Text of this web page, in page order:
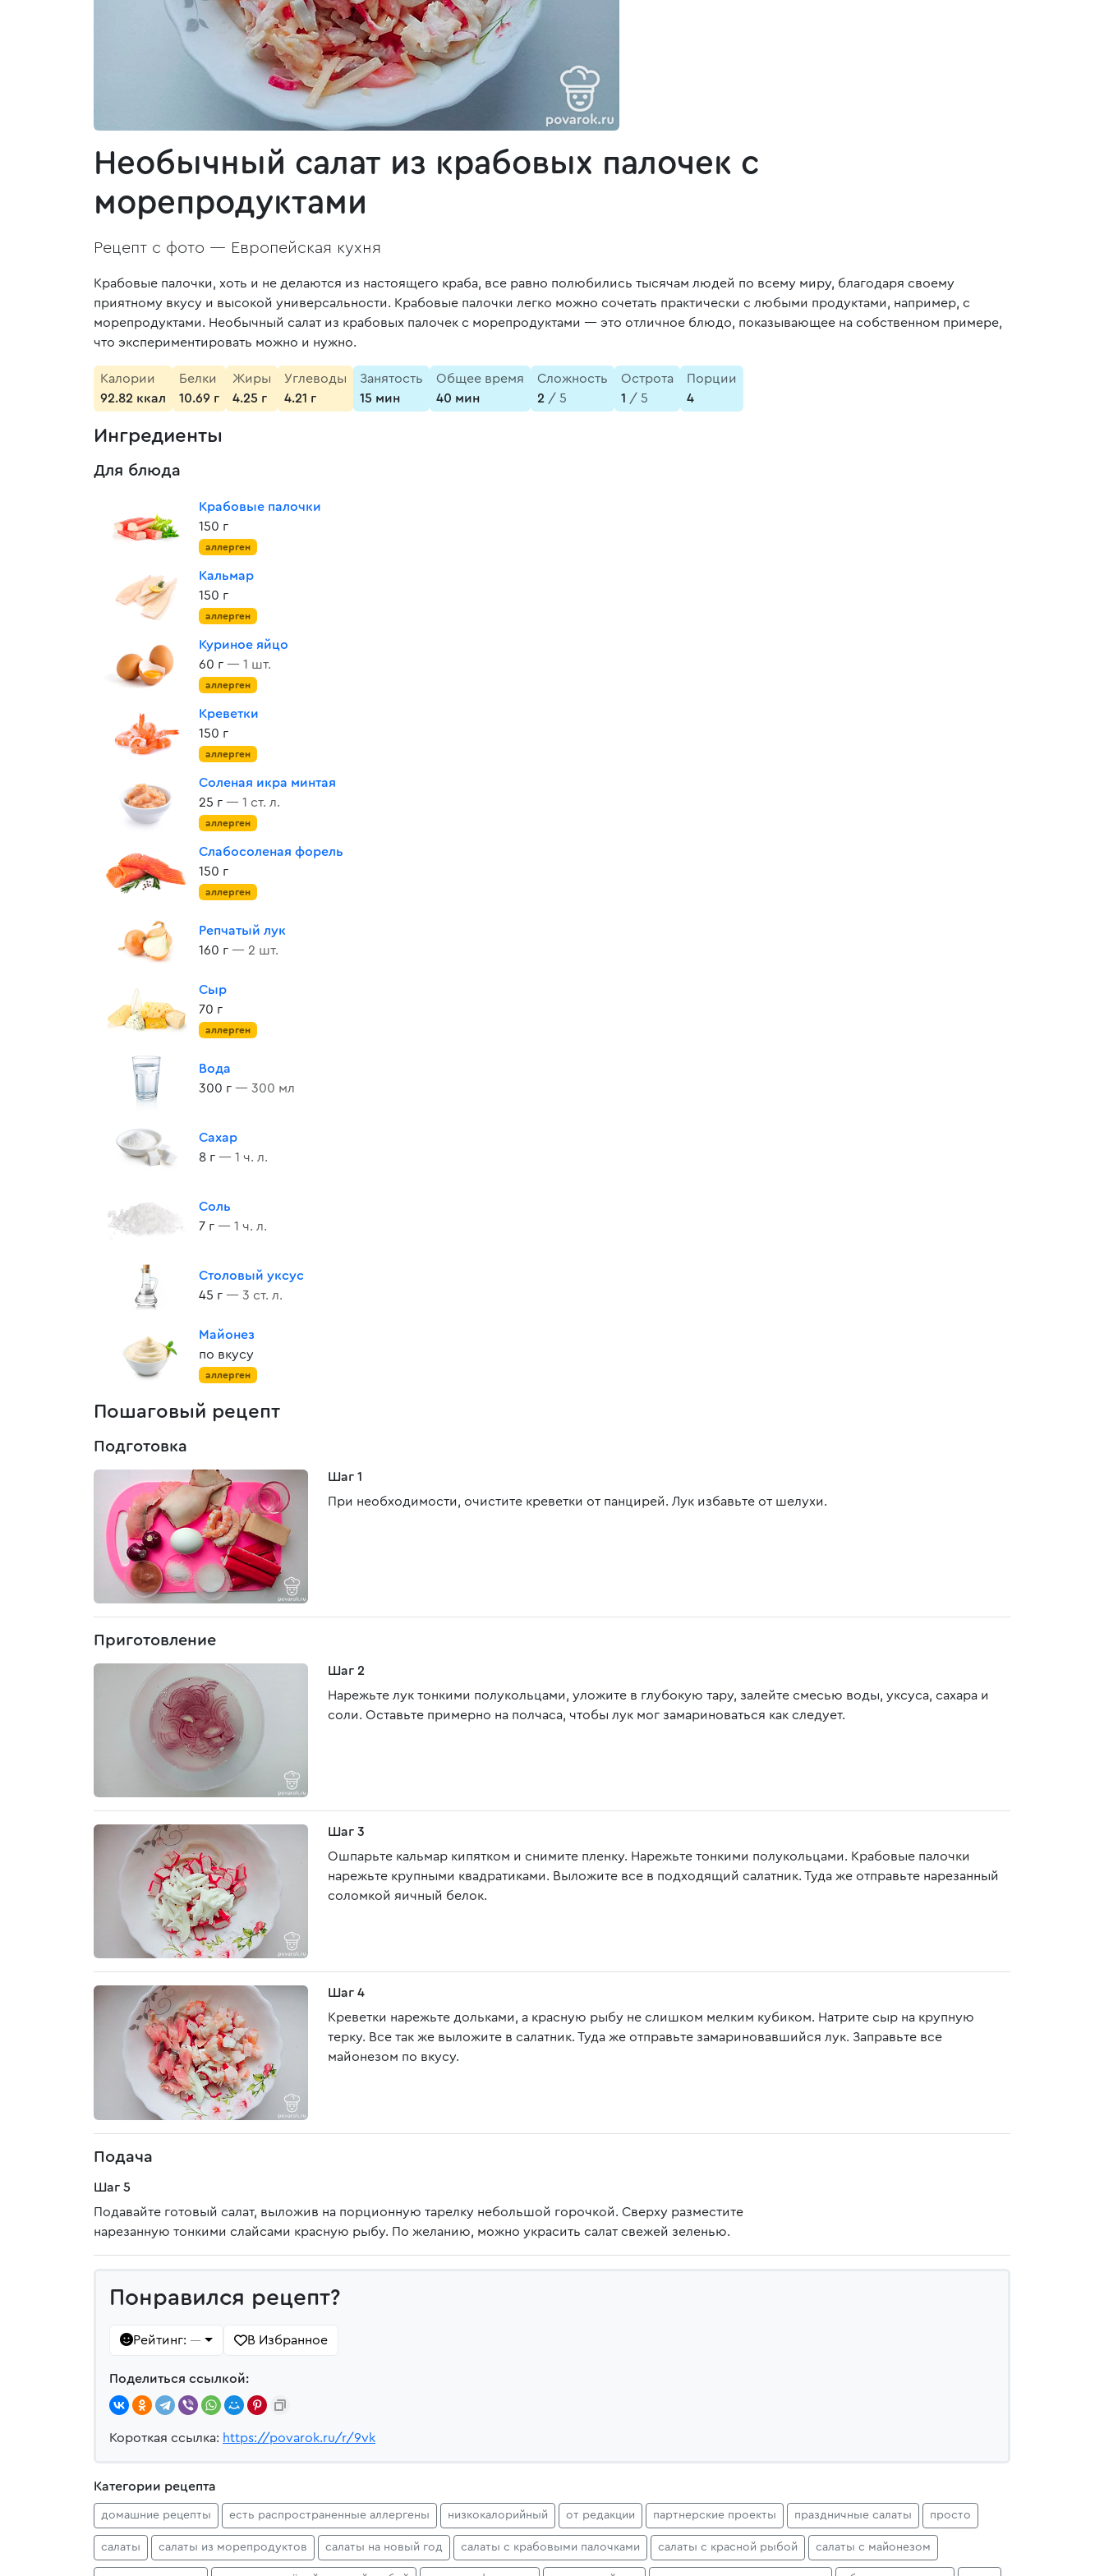
Необычный салат из крабовых палочек с
морепродуктами
Рецепт с фото — Европейская кухня
Крабовые палочки, хоть и не делаются из настоящего краба, все равно полюбились тысячам людей по всему миру, благодаря своему
приятному вкусу и высокой универсальности. Крабовые палочки легко можно сочетать практически с любыми продуктами, например, с
морепродуктами. Необычный салат из крабовых палочек с морепродуктами — это отличное блюдо, показывающее на собственном примере,
что экспериментировать можно и нужно.
Калории
92.82 ккал
Белки
10.69 г
Жиры
4.25 г
Углеводы
4.21 г
Занятость
15 мин
Общее время
40 мин
Сложность
2 / 5
Острота
1 / 5
Порции
4
Ингредиенты
Для блюда
Крабовые палочки
150 г
аллерген
Кальмар
150 г
аллерген
Куриное яйцо
60 г — 1 шт.
аллерген
Креветки
150 г
аллерген
Соленая икра минтая
25 г — 1 ст. л.
аллерген
Слабосоленая форель
150 г
аллерген
Репчатый лук
160 г — 2 шт.
Сыр
70 г
аллерген
Вода
300 г — 300 мл
Сахар
8 г — 1 ч. л.
Соль
7 г — 1 ч. л.
Столовый уксус
45 г — 3 ст. л.
Майонез
по вкусу
аллерген
Пошаговый рецепт
Подготовка
Шаг 1
При необходимости, очистите креветки от панцирей. Лук избавьте от шелухи.
Приготовление
Шаг 2
Нарежьте лук тонкими полукольцами, уложите в глубокую тару, залейте смесью воды, уксуса, сахара и
соли. Оставьте примерно на полчаса, чтобы лук мог замариноваться как следует.
Шаг 3
Ошпарьте кальмар кипятком и снимите пленку. Нарежьте тонкими полукольцами. Крабовые палочки
нарежьте крупными квадратиками. Выложите все в подходящий салатник. Туда же отправьте нарезанный
соломкой яичный белок.
Шаг 4
Креветки нарежьте дольками, а красную рыбу не слишком мелким кубиком. Натрите сыр на крупную
терку. Все так же выложите в салатник. Туда же отправьте замариновавшийся лук. Заправьте все
майонезом по вкусу.
Подача
Шаг 5
Подавайте готовый салат, выложив на порционную тарелку небольшой горочкой. Сверху разместите
нарезанную тонкими слайсами красную рыбу. По желанию, можно украсить салат свежей зеленью.
Понравился рецепт?
Рейтинг: — В Избранное
Поделиться ссылкой:
Короткая ссылка: https://povarok.ru/r/9vk
Категории рецепта
домашние рецепты есть распространенные аллергены низкокалорийный от редакции партнерские проекты праздничные салаты просто
салаты салаты из морепродуктов салаты на новый год салаты с крабовыми палочками салаты с красной рыбой салаты с майонезом